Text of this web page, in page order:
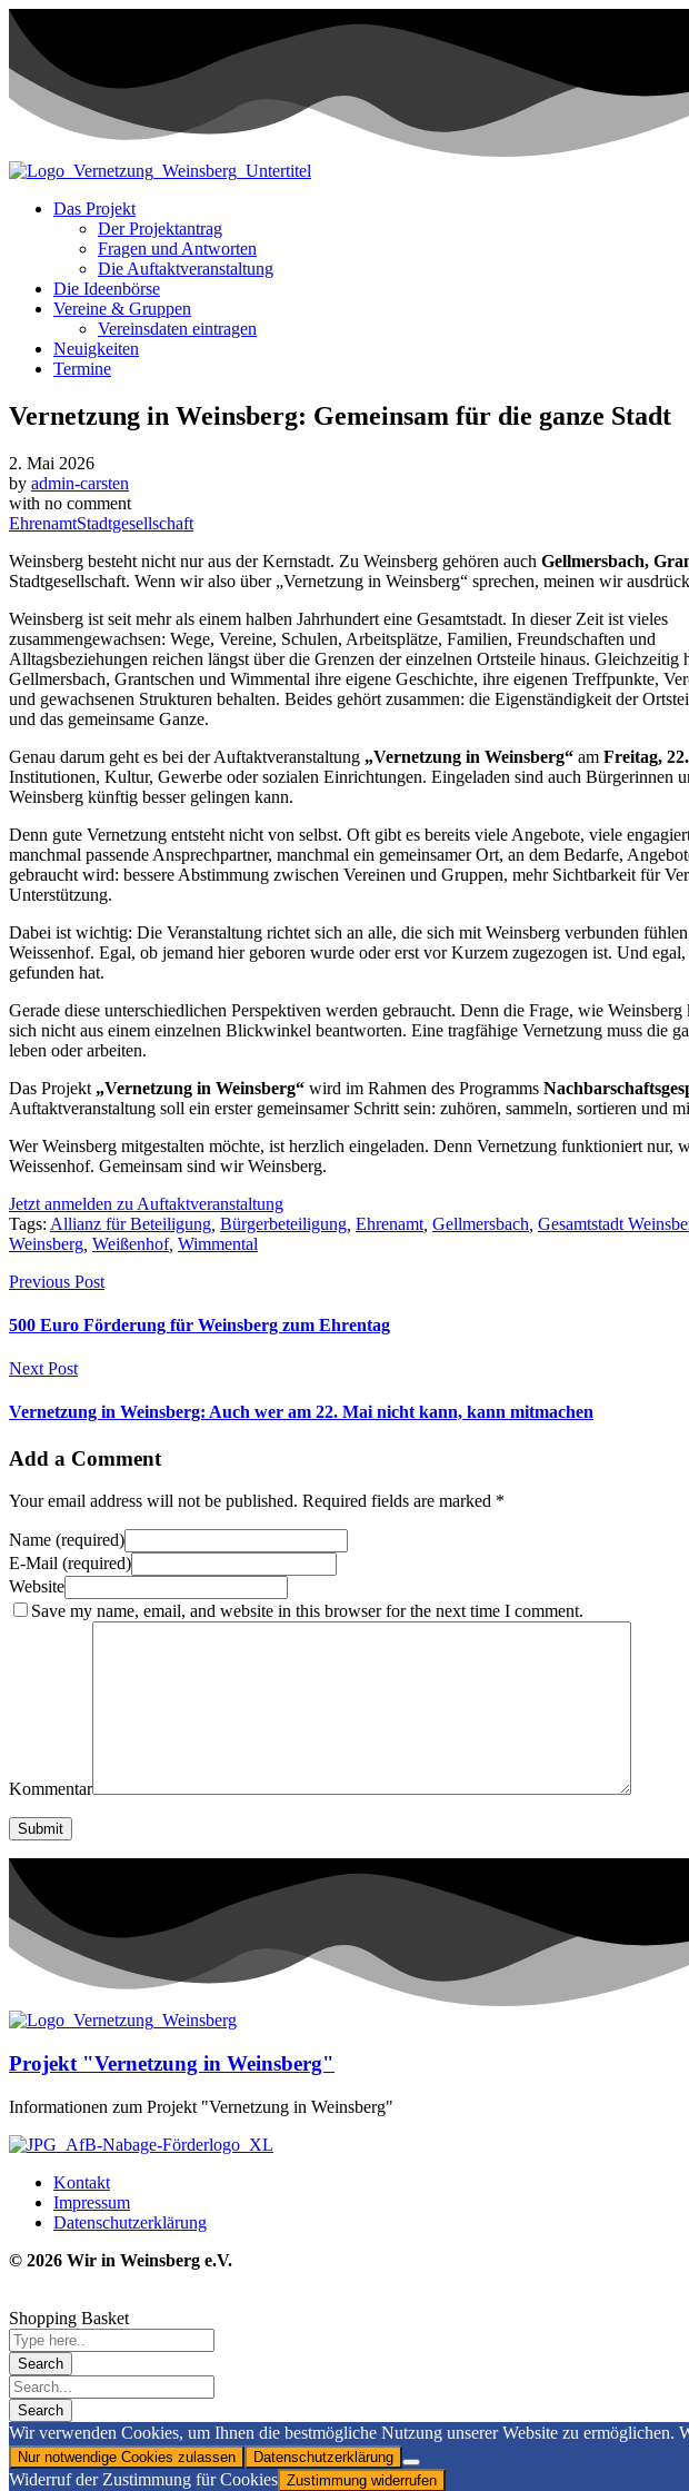
Das Projekt
Der Projektantrag
Fragen und Antworten
Die Auftaktveranstaltung
Die Ideenbörse
Vereine & Gruppen
Vereinsdaten eintragen
Neuigkeiten
Termine
Vernetzung in Weinsberg: Gemeinsam für die ganze Stadt
2. Mai 2026
by admin-carsten
with no comment
EhrenamtStadtgesellschaft
Weinsberg besteht nicht nur aus der Kernstadt. Zu Weinsberg gehören auch Gellmersbach,
Stadtgesellschaft. Wenn wir also über „Vernetzung in Weinsberg“ sprechen, meinen wir
Weinsberg ist seit mehr als einem halben Jahrhundert eine Gesamtstadt. In dieser Zeit ist vieles
zusammengewachsen: Wege, Vereine, Schulen, Arbeitsplätze, Familien, Freundschaften und
Alltagsbeziehungen reichen längst über die Grenzen der einzelnen Ortsteile hinaus. Gleichzeitig
Gellmersbach, Grantschen und Wimmental ihre eigene Geschichte, ihre eigenen Treffpunkte,
und gewachsenen Strukturen behalten. Beides gehört zusammen: die Eigenständigkeit der
und das gemeinsame Ganze.
Genau darum geht es bei der Auftaktveranstaltung „Vernetzung in Weinsberg“ am Freitag,
Institutionen, Kultur, Gewerbe oder sozialen Einrichtungen. Eingeladen sind auch Bürgerinnen
Weinsberg künftig besser gelingen kann.
Denn gute Vernetzung entsteht nicht von selbst. Oft gibt es bereits viele Angebote, viele
manchmal passende Ansprechpartner, manchmal ein gemeinsamer Ort, an dem Bedarfe,
gebraucht wird: bessere Abstimmung zwischen Vereinen und Gruppen, mehr Sichtbarkeit für
Unterstützung.
Dabei ist wichtig: Die Veranstaltung richtet sich an alle, die sich mit Weinsberg verbunden
Weissenhof. Egal, ob jemand hier geboren wurde oder erst vor Kurzem zugezogen ist. Und
gefunden hat.
Gerade diese unterschiedlichen Perspektiven werden gebraucht. Denn die Frage, wie
sich nicht aus einem einzelnen Blickwinkel beantworten. Eine tragfähige Vernetzung muss die
leben oder arbeiten.
Das Projekt „Vernetzung in Weinsberg“ wird im Rahmen des Programms
Auftaktveranstaltung soll ein erster gemeinsamer Schritt sein: zuhören, sammeln, sortieren und
Wer Weinsberg mitgestalten möchte, ist herzlich eingeladen. Denn Vernetzung funktioniert
Weissenhof. Gemeinsam sind wir Weinsberg.
Jetzt anmelden zu Auftaktveranstaltung
Tags: Allianz für Beteiligung Bürgerbeteiligung Ehrenamt Gellmersbach Gesamtstadt
Weinsberg Weißenhof, Wimmental
Previous Post
500 Euro Förderung für Weinsberg zum Ehrentag
Next Post
Vernetzung in Weinsberg: Auch wer am 22. Mai nicht kann, kann mitmachen
Add a Comment
Your email address will not be published. Required fields are marked *
Name (required)
E-Mail (required)
Website
Save my name, email, and website in this browser for the next time I comment.
Kommentar
Projekt "Vernetzung in Weinsberg"
Informationen zum Projekt "Vernetzung in Weinsberg"
Kontakt
Impressum
Datenschutzerklärung
© 2026 Wir in Weinsberg e.V.
Shopping Basket
Wir verwenden Cookies, um Ihnen die bestmögliche Nutzung unserer Website zu ermöglichen.
Nur notwendige Cookies zulassen
Datenschutzerklärung
Widerruf der Zustimmung für Cookies Zustimmung widerrufen